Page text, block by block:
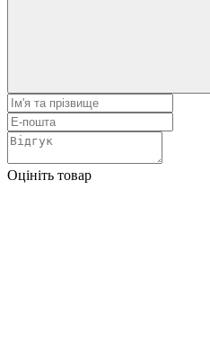
Оцініть товар